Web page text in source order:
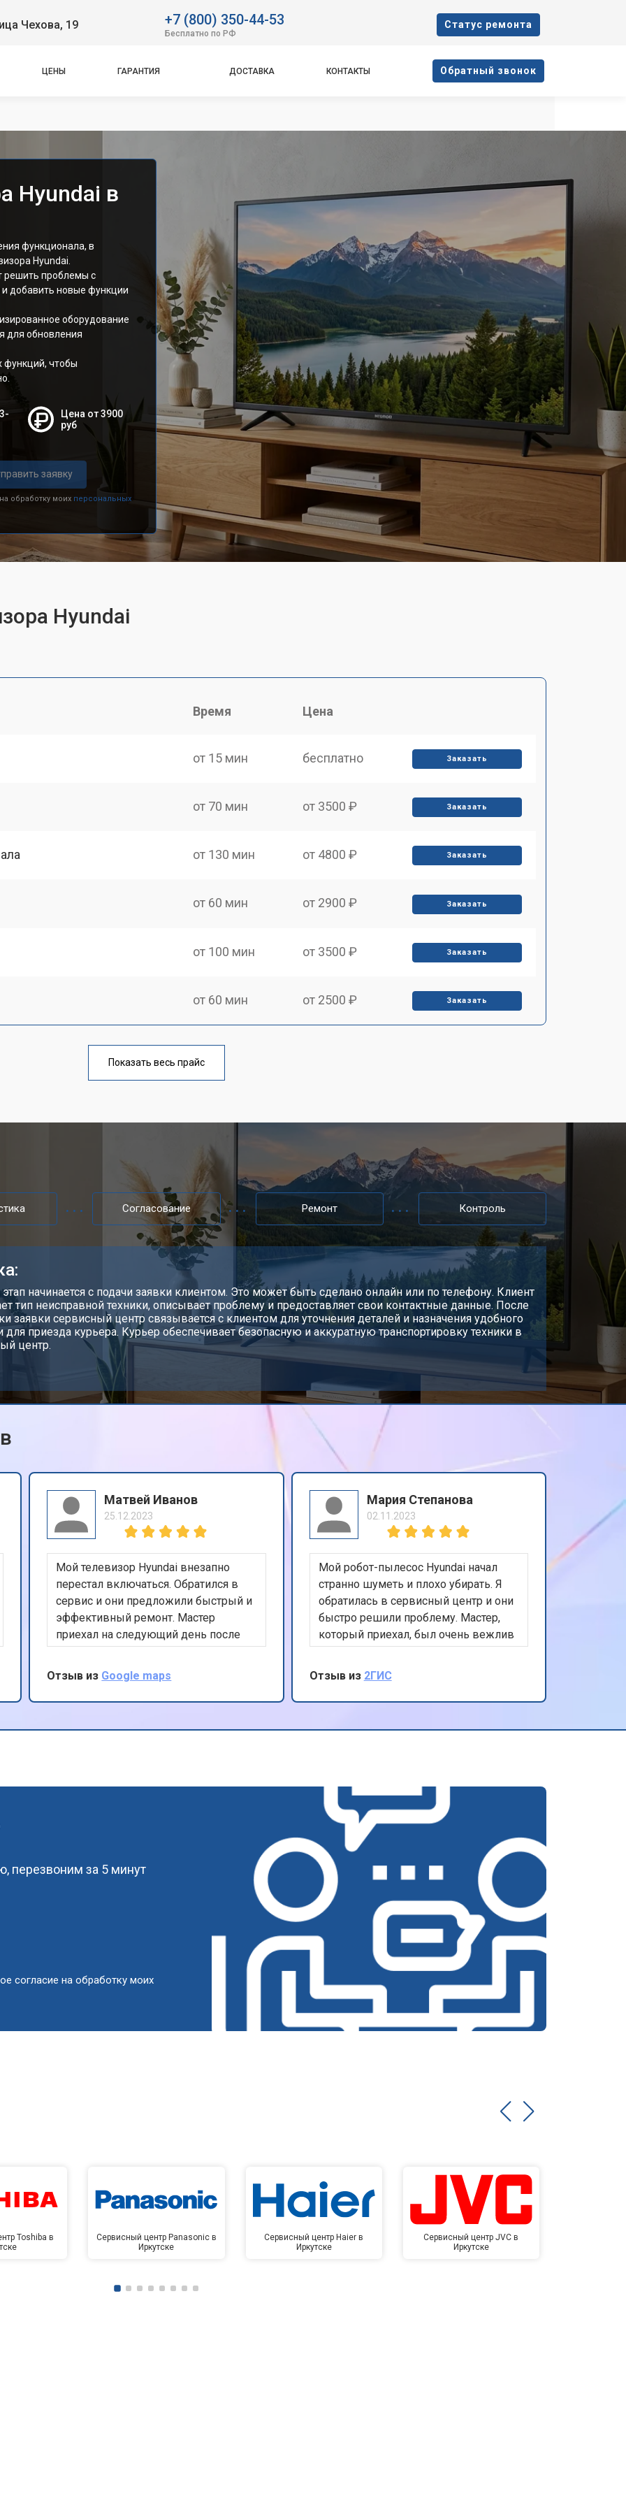
Чехова, 19 +7 (800) 350-44-53
Бесплатно по РФ
Cтатус ремонта
ЦЕНЫ ГАРАНТИЯ ДОСТАВКА КОНТАКТЫ Oбратный звонок
Hyundai в
функционала, в
Hyundai.
решить проблемы с
добавить новые функции
оборудование
для обновления
функций, чтобы
Цена от 3900
руб
заявку
обработку моих персональных
Hyundai
Время Цена
от 15 мин бесплатно Заказать
от 70 мин от 3500 ₽ Заказать
от 130 мин от 4800 ₽ Заказать
от 60 мин от 2900 ₽ Заказать
от 100 мин от 3500 ₽ Заказать
от 60 мин от 2500 ₽ Заказать
от 90 мин
от 50 мин от 2200 ₽ Заказать
от 80 мин от 2600 ₽ Заказать
от 70 мин от 3500 ₽ Заказать
от 130 мин от 5200 ₽ Заказать
от 3100 ₽
от 3700 ₽
от 80 мин от 4800 ₽ Заказать
Показать весь прайс
Согласование Ремонт Контроль
начинается с подачи заявки клиентом. Это может быть сделано онлайн или по телефону. Клиент
тип неисправной техники, описывает проблему и предоставляет свои контактные данные. После
заявки сервисный центр связывается с клиентом для уточнения деталей и назначения удобного
для приезда курьера. Курьер обеспечивает безопасную и аккуратную транспортировку техники в
центр.
Матвей Иванов
25.12.2023
Мой телевизор Hyundai внезапно
перестал включаться. Обратился в
сервис и они предложили быстрый и
эффективный ремонт. Мастер
приехал на следующий день после
заявки, провел диагностику и
заменил поврежденные
компоненты. Теперь телевизор
работает безупречно. Отличная
Отзыв из Google maps
Мария Степанова
02.11.2023
Мой робот-пылесос Hyundai начал
странно шуметь и плохо убирать. Я
обратилась в сервисный центр и они
быстро решили проблему. Мастер,
который приехал, был очень вежлив
и компетентен. Он заменил
изношенные детали, и теперь
пылесос работает как новый. Очень
довольна качеством обслуживания и
Отзыв из 2ГИС
перезвоним за 5 минут
согласие на обработку моих
Toshiba в
Сервисный центр Panasonic в
Иркутске
Сервисный центр Haier в
Иркутске
Сервисный центр JVC в
Иркутске